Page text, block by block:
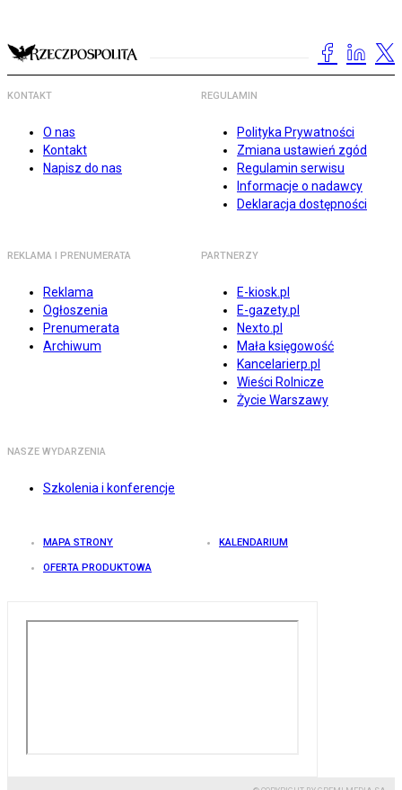
KONTAKT
O nas
Kontakt
Napisz do nas
REGULAMIN
Polityka Prywatności
Zmiana ustawień zgód
Regulamin serwisu
Informacje o nadawcy
Deklaracja dostępności
REKLAMA I PRENUMERATA
Reklama
Ogłoszenia
Prenumerata
Archiwum
PARTNERZY
E-kiosk.pl
E-gazety.pl
Nexto.pl
Mała księgowość
Kancelarierp.pl
Wieści Rolnicze
Życie Warszawy
NASZE WYDARZENIA
Szkolenia i konferencje
MAPA STRONY KALENDARIUM
OFERTA PRODUKTOWA